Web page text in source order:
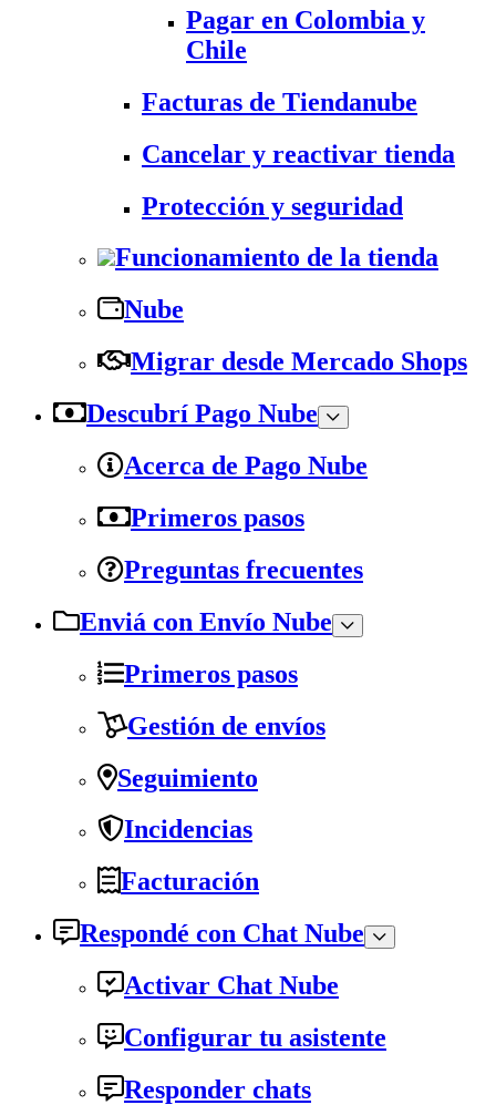
Pagar en Colombia y
Chile
Facturas de Tiendanube
Cancelar y reactivar tienda
Protección y seguridad
Funcionamiento de la tienda
Nube
Migrar desde Mercado Shops
Descubrí Pago Nube
Acerca de Pago Nube
Primeros pasos
Preguntas frecuentes
Enviá con Envío Nube
Primeros pasos
Gestión de envíos
Seguimiento
Incidencias
Facturación
Respondé con Chat Nube
Activar Chat Nube
Configurar tu asistente
Responder chats